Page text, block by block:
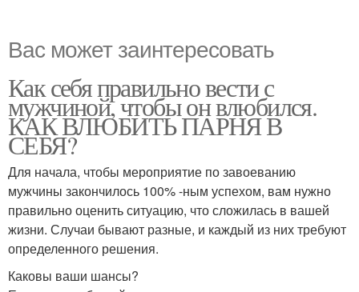
Вас может заинтересовать
Как себя правильно вести с
мужчиной, чтобы он влюбился.
КАК ВЛЮБИТЬ ПАРНЯ В
СЕБЯ?
Для начала, чтобы мероприятие по завоеванию
мужчины закончилось 100% -ным успехом, вам нужно
правильно оценить ситуацию, что сложилась в вашей
жизни. Случаи бывают разные, и каждый из них требуют
определенного решения.
Каковы ваши шансы?